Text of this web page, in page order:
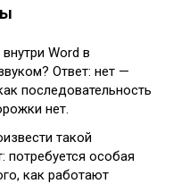
Word в
Ответ: нет —
последовательность
нет.
такой
потребуется особая
как работают